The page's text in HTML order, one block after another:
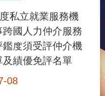
08
私立就業服務機
跨國人力仲介服務
鑑度須受評仲介機
及績優免評名單